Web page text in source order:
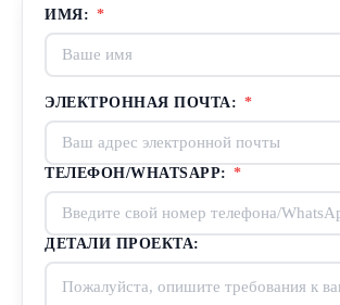
ИМЯ: *
ЭЛЕКТРОННАЯ ПОЧТА: *
ТЕЛЕФОН/WHATSAPP: *
ДЕТАЛИ ПРОЕКТА: